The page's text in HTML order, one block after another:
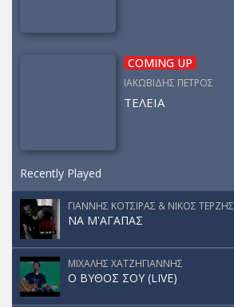
COMING UP
ΙΑΚΩΒΙΔΗΣ ΠΕΤΡΟΣ
ΤΕΛΕΙΑ
Recently Played
ΓΙΑΝΝΗΣ ΚΟΤΣΙΡΑΣ & ΝΙΚΟΣ ΤΕΡΖΗΣ
ΝΑ Μ'ΑΓΑΠΑΣ
ΜΙΧΑΛΗΣ ΧΑΤΖΗΓΙΑΝΝΗΣ
Ο ΒΥΘΟΣ ΣΟΥ (LIVE)